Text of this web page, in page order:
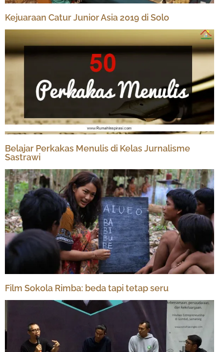
Kejuaraan Catur Junior Asia 2019 di Solo
Belajar Perkakas Menulis di Kelas Jurnalisme
Sastrawi
Film Sokola Rimba: beda tapi tetap seru